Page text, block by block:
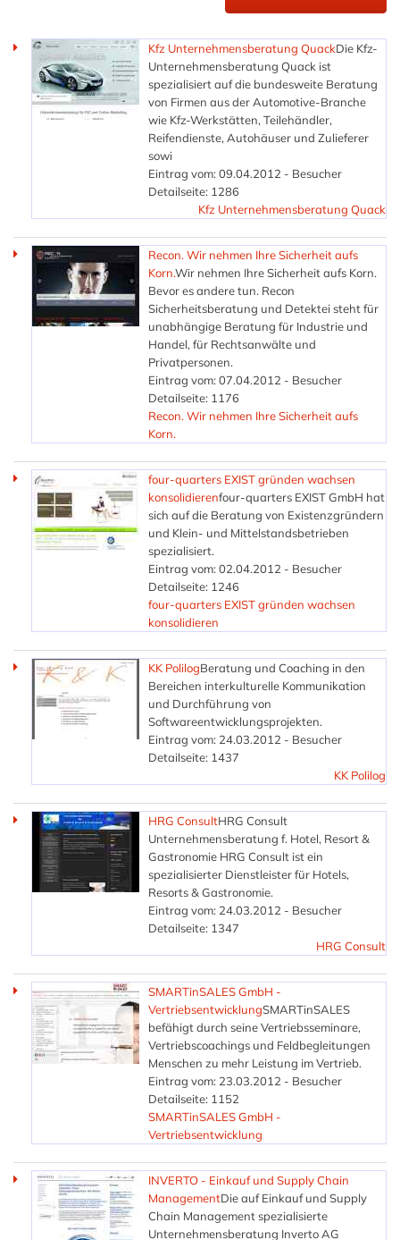
Kfz Unternehmensberatung QuackDie Kfz-
Unternehmensberatung Quack ist
spezialisiert auf die bundesweite Beratung
von Firmen aus der Automotive-Branche
wie Kfz-Werkstätten, Teilehändler,
Reifendienste, Autohäuser und Zulieferer
sowi
Eintrag vom: 09.04.2012 - Besucher
Detailseite: 1286
Kfz Unternehmensberatung Quack
Recon. Wir nehmen Ihre Sicherheit aufs
Korn.Wir nehmen Ihre Sicherheit aufs Korn.
Bevor es andere tun. Recon
Sicherheitsberatung und Detektei steht für
unabhängige Beratung für Industrie und
Handel, für Rechtsanwälte und
Privatpersonen.
Eintrag vom: 07.04.2012 - Besucher
Detailseite: 1176
Recon. Wir nehmen Ihre Sicherheit aufs
Korn.
four-quarters EXIST gründen wachsen
konsolidierenfour-quarters EXIST GmbH hat
sich auf die Beratung von Existenzgründern
und Klein- und Mittelstandsbetrieben
spezialisiert.
Eintrag vom: 02.04.2012 - Besucher
Detailseite: 1246
four-quarters EXIST gründen wachsen
konsolidieren
KK PolilogBeratung und Coaching in den
Bereichen interkulturelle Kommunikation
und Durchführung von
Softwareentwicklungsprojekten.
Eintrag vom: 24.03.2012 - Besucher
Detailseite: 1437
KK Polilog
HRG ConsultHRG Consult
Unternehmensberatung f. Hotel, Resort &
Gastronomie HRG Consult ist ein
spezialisierter Dienstleister für Hotels,
Resorts & Gastronomie.
Eintrag vom: 24.03.2012 - Besucher
Detailseite: 1347
HRG Consult
SMARTinSALES GmbH -
VertriebsentwicklungSMARTinSALES
befähigt durch seine Vertriebsseminare,
Vertriebscoachings und Feldbegleitungen
Menschen zu mehr Leistung im Vertrieb.
Eintrag vom: 23.03.2012 - Besucher
Detailseite: 1152
SMARTinSALES GmbH -
Vertriebsentwicklung
INVERTO - Einkauf und Supply Chain
ManagementDie auf Einkauf und Supply
Chain Management spezialisierte
Unternehmensberatung Inverto AG